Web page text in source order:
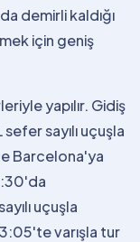
demirli kaldığı
için geniş
yapılır. Gidiş
sayılı uçuşla
Barcelona'ya
uçuşla
varışla tur